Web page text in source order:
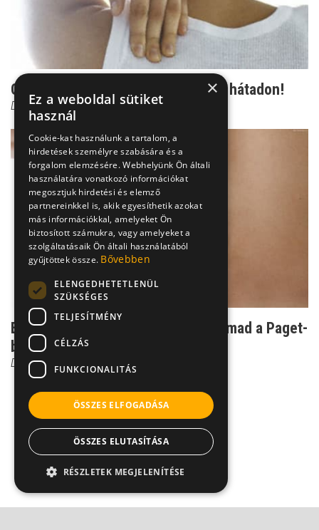
Gerincjavítás otthon: ez segíthet a hátadon!
Dr. Zolnay Péter
Ettől a kórtól görbül a csont: így támad a Paget-
betegség
Dr. Zolnay Péter
×
Ez a weboldal sütiket
használ
Cookie-kat használunk a tartalom, a
hirdetések személyre szabására és a
forgalom elemzésére. Webhelyünk Ön általi
használatára vonatkozó információkat
megosztjuk hirdetési és elemző
partnereinkkel is, akik egyesíthetik azokat
más információkkal, amelyeket Ön
biztosított számukra, vagy amelyeket a
szolgáltatásaik Ön általi használatából
gyűjtöttek össze. Bővebben
ELENGEDHETETLENÜL
SZÜKSÉGES
TELJESÍTMÉNY
CÉLZÁS
FUNKCIONALITÁS
ÖSSZES ELFOGADÁSA
ÖSSZES ELUTASÍTÁSA
RÉSZLETEK MEGJELENÍTÉSE